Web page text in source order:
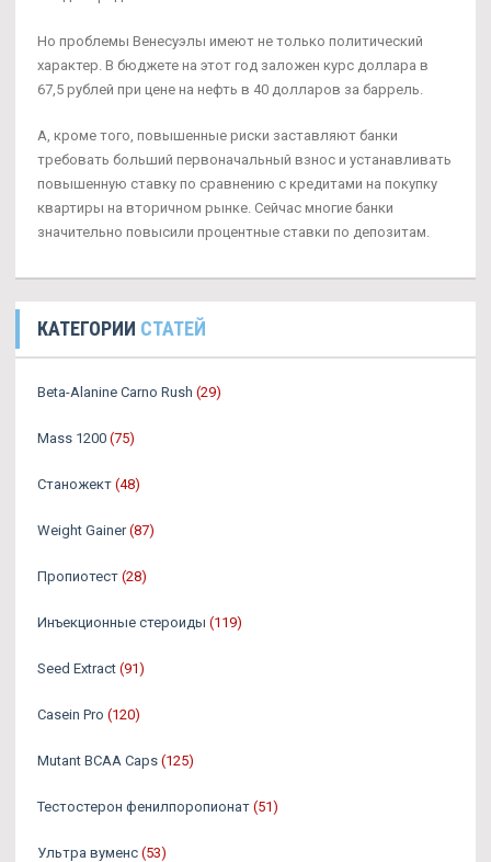
Но проблемы Венесуэлы имеют не только политический
характер. В бюджете на этот год заложен курс доллара в
67,5 рублей при цене на нефть в 40 долларов за баррель.
А, кроме того, повышенные риски заставляют банки
требовать больший первоначальный взнос и устанавливать
повышенную ставку по сравнению с кредитами на покупку
квартиры на вторичном рынке. Сейчас многие банки
значительно повысили процентные ставки по депозитам.
КАТЕГОРИИ СТАТЕЙ
Beta-Alanine Carno Rush (29)
Mass 1200 (75)
Станожект (48)
Weight Gainer (87)
Пропиотест (28)
Инъекционные стероиды (119)
Seed Extract (91)
Casein Pro (120)
Mutant BCAA Caps (125)
Тестостерон фенилпоропионат (51)
Ультра вуменс (53)